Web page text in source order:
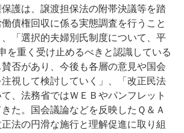
護は、譲渡担保法の附帯決議等を踏
債権回収に係る実態調査を行うこと
「選択的夫婦別氏制度について、平
を重く受け止めるべきと認識している
否があり、今後も各層の意見や国会
視して検討していく」、「改正民法
て、法務省ではＷＥＢやパンフレット
た。国会議論などを反映したＱ＆Ａ
法の円滑な施行と理解促進に取り組